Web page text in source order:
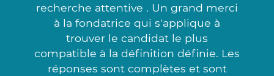
recherche attentive . Un grand merci
à la fondatrice qui s'applique à
trouver le candidat le plus
compatible à la définition définie. Les
réponses sont complètes et sont